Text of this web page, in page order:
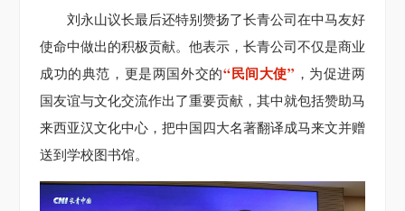
刘永山议长最后还特别赞扬了长青公司在中马友好
使命中做出的积极贡献。他表示，长青公司不仅是商业
成功的典范，更是两国外交的“民间大使” ，为促进两
国友谊与文化交流作出了重要贡献，其中就包括赞助马
来西亚汉文化中心，把中国四大名著翻译成马来文并赠
送到学校图书馆。